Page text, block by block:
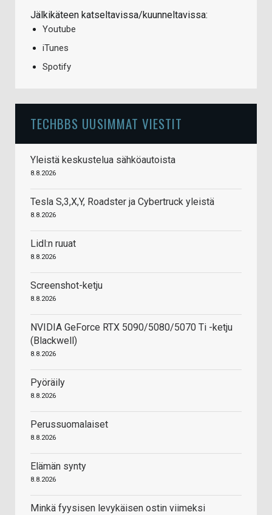
Jälkikäteen katseltavissa/kuunneltavissa:
Youtube
iTunes
Spotify
TECHBBS UUSIMMAT VIESTIT
Yleistä keskustelua sähköautoista
8.8.2026
Tesla S,3,X,Y, Roadster ja Cybertruck yleistä
8.8.2026
Lidl:n ruuat
8.8.2026
Screenshot-ketju
8.8.2026
NVIDIA GeForce RTX 5090/5080/5070 Ti -ketju
(Blackwell)
8.8.2026
Pyöräily
8.8.2026
Perussuomalaiset
8.8.2026
Elämän synty
8.8.2026
Minkä fyysisen levykäisen ostin viimeksi